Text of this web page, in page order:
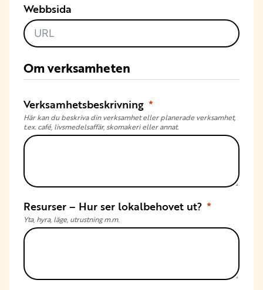
Webbsida
Om verksamheten
Verksamhetsbeskrivning
Här kan du beskriva din verksamhet eller planerade verksamhet,
t.ex. café, livsmedelsaffär, skomakeri eller annat.
Resurser – Hur ser lokalbehovet ut?
Yta, hyra, läge, utrustning m.m.